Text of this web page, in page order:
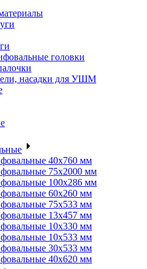
головки
насадки для УШМ
40х760 мм
75х2000 мм
100х286 мм
60х260 мм
75х533 мм
13х457 мм
10х330 мм
10х533 мм
30х533 мм
40х620 мм